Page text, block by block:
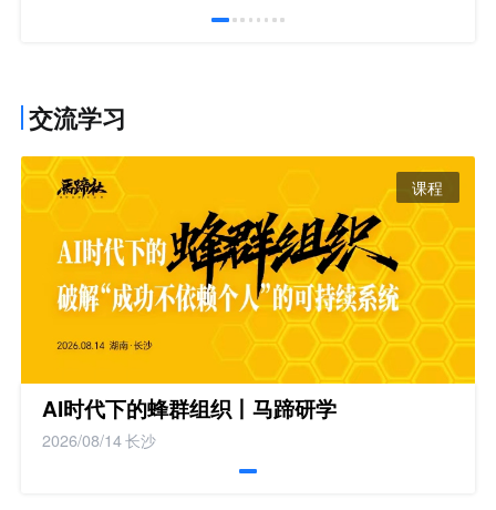
交流学习
课程
AI时代下的蜂群组织丨马蹄研学
2026/08/14长沙